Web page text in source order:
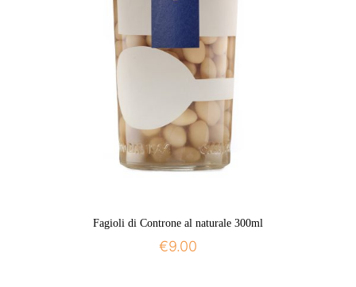
Fagioli di Controne al naturale 300ml
€9.00